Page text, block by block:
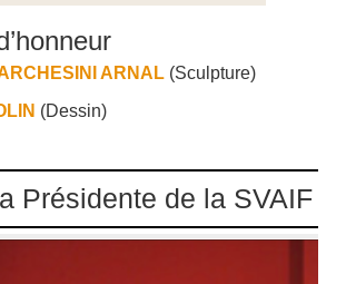
ARNAL (Sculpture)
(Dessin)
Présidente de la SVAIF